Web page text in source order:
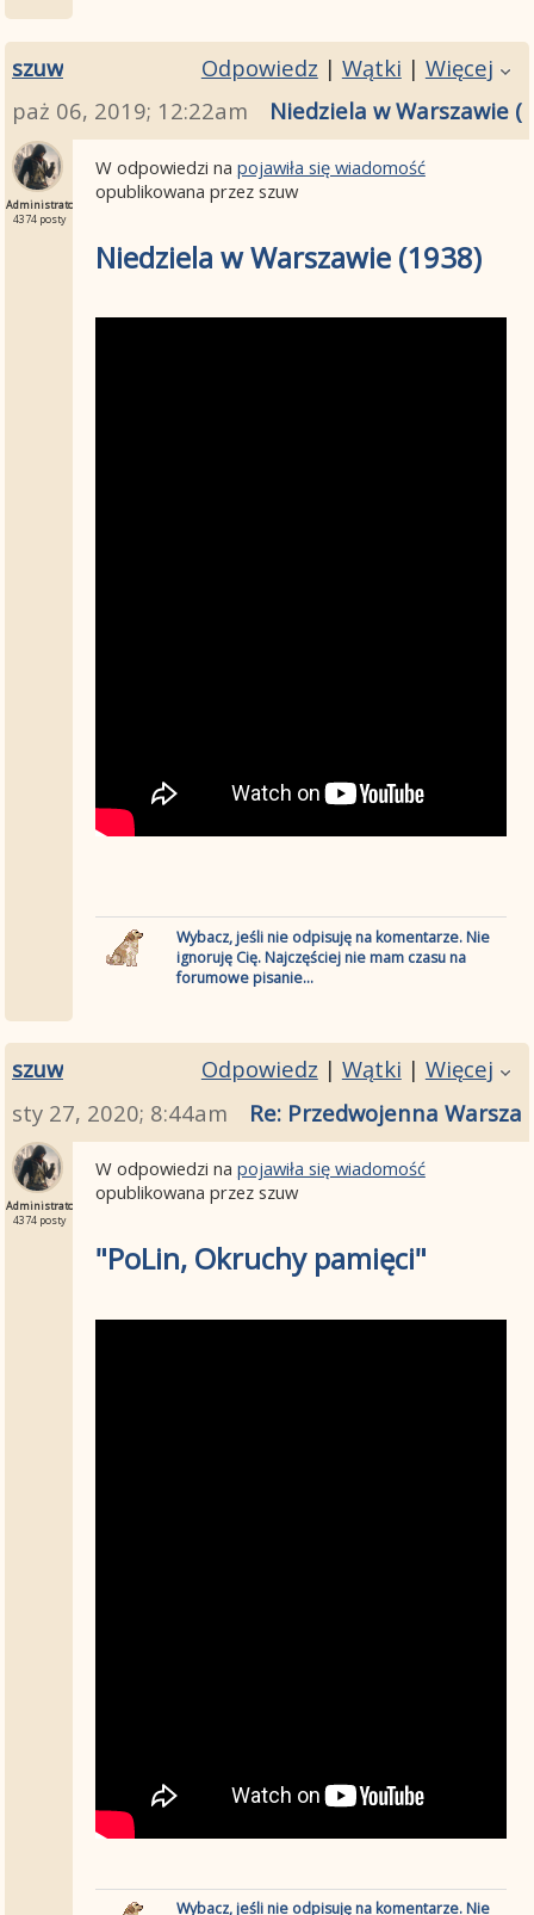
szuw Odpowiedz | Wątki | Więcej
paż 06, 2019; 12:22am
Niedziela w Warszawie
Administrator
4374 posty
W odpowiedzi na pojawiła się wiadomość
opublikowana przez szuw
Niedziela w Warszawie (1938)
Wybacz, jeśli nie odpisuję na komentarze. Nie
ignoruję Cię. Najczęściej nie mam czasu na
forumowe pisanie...
szuw Odpowiedz | Wątki | Więcej
sty 27, 2020; 8:44am
Re: Przedwojenna
Administrator
4374 posty
W odpowiedzi na pojawiła się wiadomość
opublikowana przez szuw
"PoLin, Okruchy pamięci"
Wybacz, jeśli nie odpisuję na komentarze. Nie